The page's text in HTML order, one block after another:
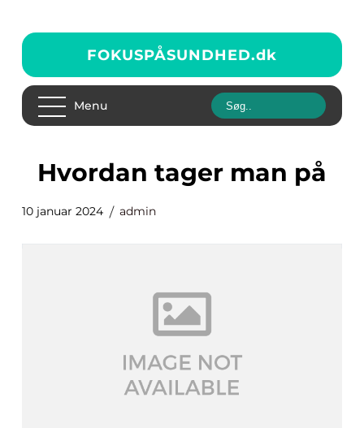
FOKUSPÅSUNDHED.dk
Menu
hvordan tager man på
10 januar 2024 admin